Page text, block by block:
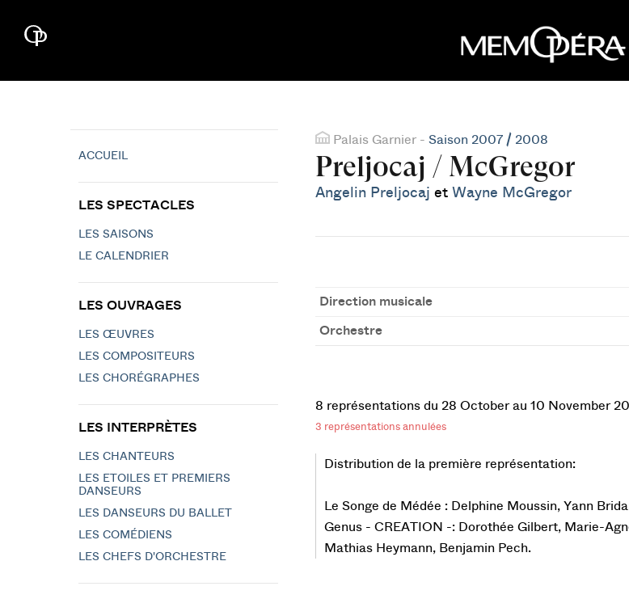
Palais Garnier - Saison 2007 / 2008
Preljocaj / McGregor
Angelin Preljocaj et Wayne McGregor
Direction musicale
Orchestre
8 représentations du 28 October au 10 November
3 représentations annulées
Distribution de la première représentation:
Le Songe de Médée : Delphine Moussin, Yann
Genus - CREATION -: Dorothée Gilbert, Marie-
Mathias Heymann, Benjamin Pech.
ACCUEIL
LES SPECTACLES
LES SAISONS
LE CALENDRIER
LES OUVRAGES
LES ŒUVRES
LES COMPOSITEURS
LES CHORÉGRAPHES
LES INTERPRÈTES
LES CHANTEURS
LES ETOILES ET PREMIERS
DANSEURS
LES DANSEURS DU BALLET
LES COMÉDIENS
LES CHEFS D'ORCHESTRE